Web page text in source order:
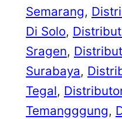
Semarang,
Di Solo,
Sragen,
Surabaya,
Tegal,
Temangggung,